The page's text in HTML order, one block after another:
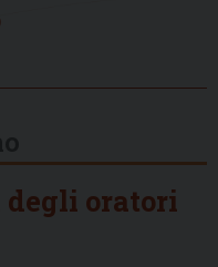
degli oratori